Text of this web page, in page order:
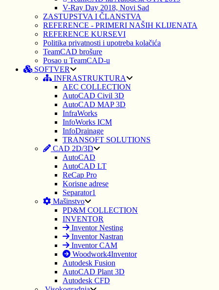
V-Ray Day 2018, Novi Sad
ZASTUPSTVA I ČLANSTVA
REFERENCE - PRIMERI NAŠIH KLIJENATA
REFERENCE KURSEVI
Politika privatnosti i upotreba kolačića
TeamCAD brošure
Posao u TeamCAD-u
SOFTVER
INFRASTRUKTURA
AEC COLLECTION
AutoCAD Civil 3D
AutoCAD MAP 3D
InfraWorks
InfoWorks ICM
InfoDrainage
TRANSOFT SOLUTIONS
CAD 2D/3D
AutoCAD
AutoCAD LT
ReCap Pro
Korisne adrese
Separator1
Mašinstvo
PD&M COLLECTION
INVENTOR
Inventor Nesting
Inventor Nastran
Inventor CAM
Woodwork4Inventor
Autodesk Fusion
AutoCAD Plant 3D
Autodesk CFD